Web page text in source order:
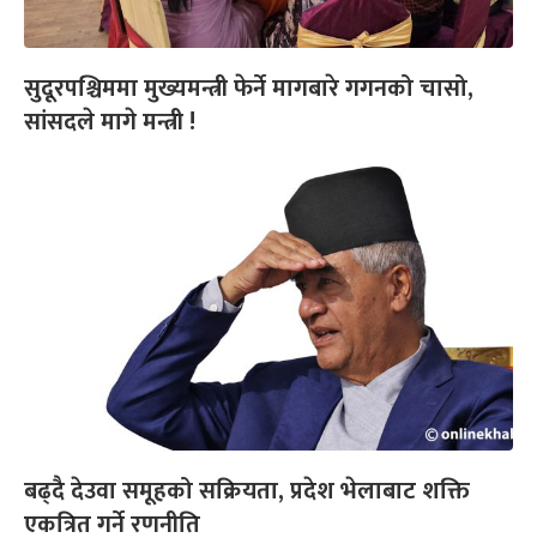
सुदूरपश्चिममा मुख्यमन्त्री फेर्ने मागबारे गगनको चासो,
सांसदले मागे मन्त्री !
बढ्दै देउवा समूहको सक्रियता, प्रदेश भेलाबाट शक्ति
एकत्रित गर्ने रणनीति